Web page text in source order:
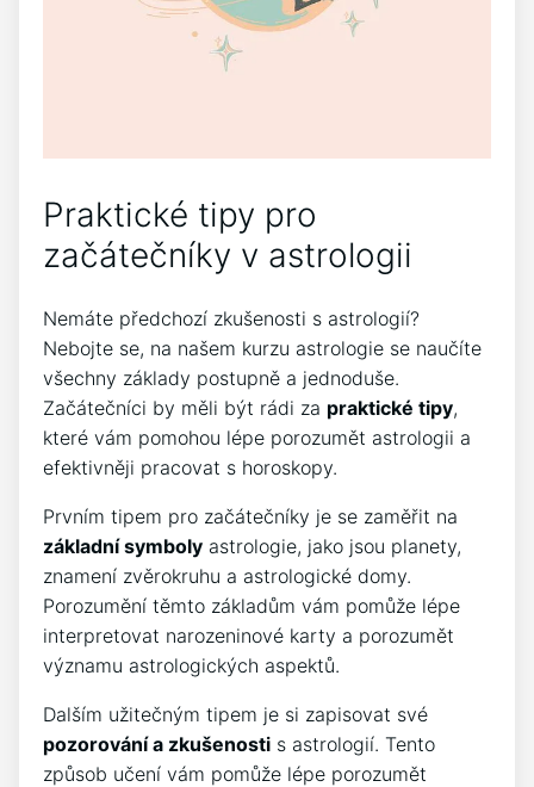
Praktické tipy pro
začátečníky v astrologii
Nemáte předchozí zkušenosti s astrologií?
Nebojte se, na našem kurzu astrologie se naučíte
všechny základy postupně a jednoduše.
Začátečníci by měli být rádi za praktické tipy,
které vám pomohou lépe porozumět astrologii a
efektivněji pracovat s horoskopy.
Prvním tipem pro začátečníky je se zaměřit na
základní symboly astrologie, jako jsou planety,
znamení zvěrokruhu a astrologické domy.
Porozumění těmto základům vám pomůže lépe
interpretovat narozeninové karty a porozumět
významu astrologických aspektů.
Dalším užitečným tipem je si zapisovat své
pozorování a zkušenosti s astrologií. Tento
způsob učení vám pomůže lépe porozumět